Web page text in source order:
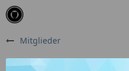
Mitglieder